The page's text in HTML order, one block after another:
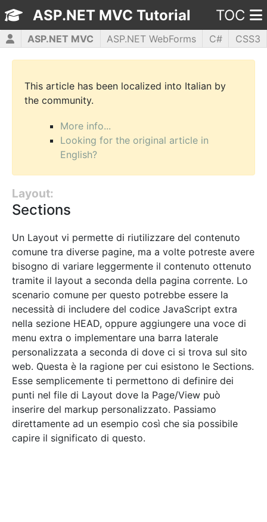
ASP.NET MVC Tutorial TOC
ASP.NET MVC ASP.NET WebForms C#
CSS3
HTML5
JavaScript jQuery PHP5 WPF
This article has been localized into Italian by
the community.
More info...
Looking for the original article in
English?
Layout:
Sections
Un Layout vi permette di riutilizzare del contenuto
comune tra diverse pagine, ma a volte potreste avere
bisogno di variare leggermente il contenuto ottenuto
tramite il layout a seconda della pagina corrente. Lo
scenario comune per questo potrebbe essere la
necessità di includere del codice JavaScript extra
nella sezione HEAD, oppure aggiungere una voce di
menu extra o implementare una barra laterale
personalizzata a seconda di dove ci si trova sul sito
web. Questa è la ragione per cui esistono le Sections.
Esse semplicemente ti permettono di definire dei
punti nel file di Layout dove la Page/View può
inserire del markup personalizzato. Passiamo
direttamente ad un esempio così che sia possibile
capire il significato di questo.